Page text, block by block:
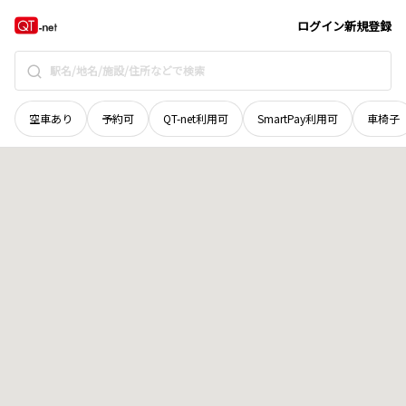
ログイン新規登録
空車あり 予約可 QT-net利用可 SmartPay利用可 車椅子
鳥取県